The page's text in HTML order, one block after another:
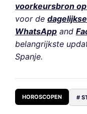
voorkeursbron
voor de
WhatsApp and
belangrijkste
Spanje.
HOROSCOPEN #